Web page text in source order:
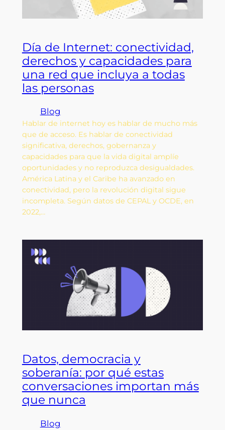
Día de Internet: conectividad,
derechos y capacidades para
una red que incluya a todas
las personas
Blog
Hablar de internet hoy es hablar de mucho más
que de acceso. Es hablar de conectividad
significativa, derechos, gobernanza y
capacidades para que la vida digital amplíe
oportunidades y no reproduzca desigualdades.
América Latina y el Caribe ha avanzado en
conectividad, pero la revolución digital sigue
incompleta. Según datos de CEPAL y OCDE, en
2022,…
Datos, democracia y
soberanía: por qué estas
conversaciones importan más
que nunca
Blog